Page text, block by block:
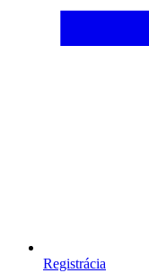
Registrácia